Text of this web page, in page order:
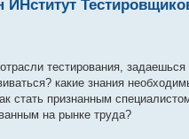
тестирования,
какие знания
стать признанным
на рынке труда?